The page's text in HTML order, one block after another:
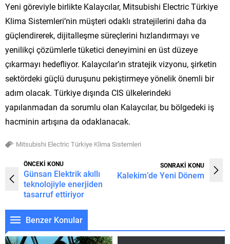
Yeni göreviyle birlikte Kalaycılar, Mitsubishi Electric Türkiye
Klima Sistemleri’nin müşteri odaklı stratejilerini daha da
güçlendirerek, dijitalleşme süreçlerini hızlandırmayı ve
yenilikçi çözümlerle tüketici deneyimini en üst düzeye
çıkarmayı hedefliyor. Kalaycılar’ın stratejik vizyonu, şirketin
sektördeki güçlü duruşunu pekiştirmeye yönelik önemli bir
adım olacak. Türkiye dışında CIS ülkelerindeki
yapılanmadan da sorumlu olan Kalaycılar, bu bölgedeki iş
hacminin artışına da odaklanacak.
Mitsubishi Electric Türkiye Klima Sistemleri
ÖNCEKİ KONU
Günsan Elektrik akıllı
teknolojiyle enerjiden
tasarruf ettiriyor
SONRAKİ KONU
Kalekim’de Yeni Dönem
Benzer Konular